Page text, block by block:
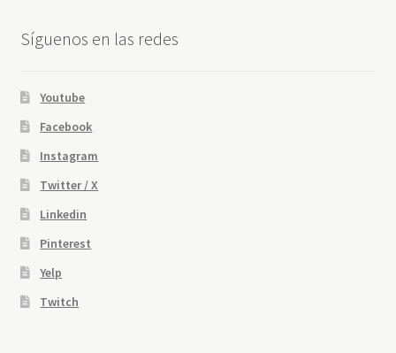
Síguenos en las redes
Youtube
Facebook
Instagram
Twitter / X
Linkedin
Pinterest
Yelp
Twitch